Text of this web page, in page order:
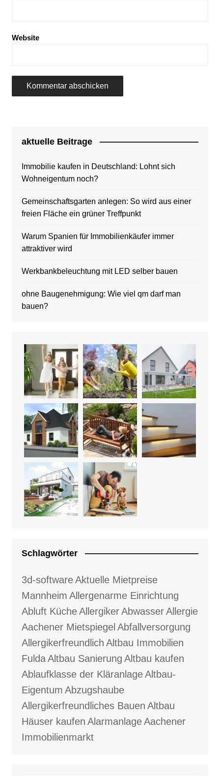
Website
aktuelle Beitrage
Immobilie kaufen in Deutschland: Lohnt sich
Wohneigentum noch?
Gemeinschaftsgarten anlegen: So wird aus einer
freien Fläche ein grüner Treffpunkt
Warum Spanien für Immobilienkäufer immer
attraktiver wird
Werkbankbeleuchtung mit LED selber bauen
ohne Baugenehmigung: Wie viel qm darf man
bauen?
Schlagwörter
3d-softwareAktuelle Mietpreise
Mannheim Allergenarme Einrichtung
Abluft KücheAllergikerAbwasserAllergie
Aachener Mietspiegel Abfallversorgung
Allergikerfreundlich Altbau Immobilien
FuldaAltbau Sanierung Altbau kaufen
Ablaufklasse der KläranlageAltbau-
Eigentum Abzugshaube
Allergikerfreundliches Bauen Altbau
Häuser kaufen AlarmanlageAachener
Immobilienmarkt